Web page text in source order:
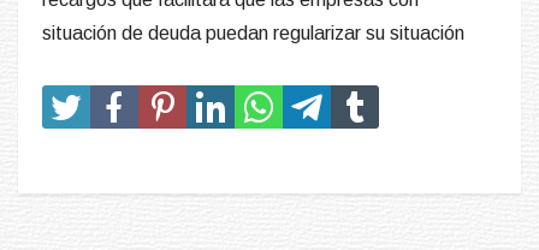
situación de deuda puedan regularizar su situación